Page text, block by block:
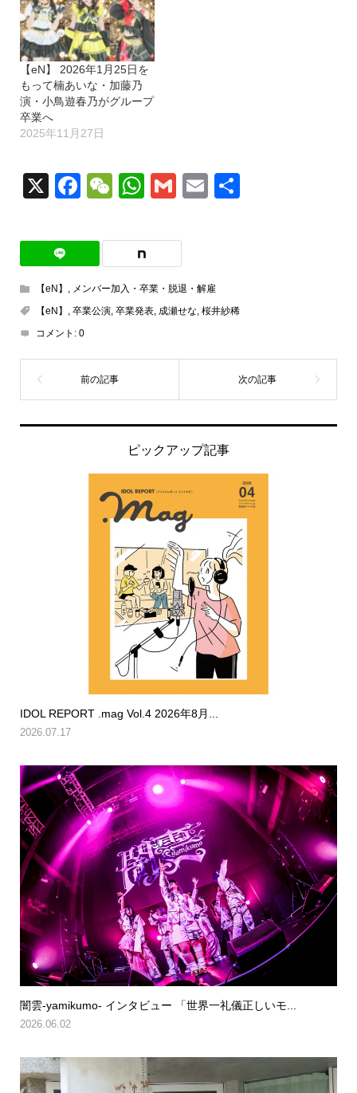
【eN】 2026年1月25日を
もって楠あいな・加藤乃
演・小鳥遊春乃がグループ
卒業へ
2025年11月27日
X Facebook
WeChat
WhatsApp
GmailEmail
【eN】 , メンバー加入・卒業・脱退・解雇
【eN】 , 卒業公演, 卒業発表, 成瀬せな, 桜井紗稀
コメント: 0
ピックアップ記事
IDOL REPORT .mag Vol.4 2026年8月...
2026.07.17
闇雲-yamikumo- インタビュー 「世界一礼儀正しいモ...
2026.06.02